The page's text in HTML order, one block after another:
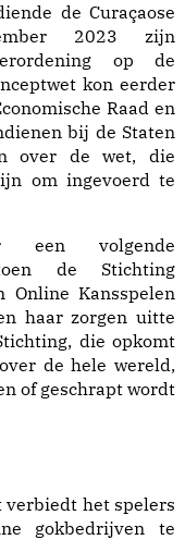
de Curaçaose
2023 zijn
op de
kon eerder
Raad en
bij de Staten
over de wet, die
om ingevoerd te
een volgende
toen de Stichting
Online Kansspelen
haar zorgen uitte
die opkomt
de hele wereld,
of geschrapt wordt
verbiedt het spelers
gokbedrijven te